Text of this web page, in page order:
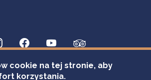
cookie na tej stronie, aby
korzystania.